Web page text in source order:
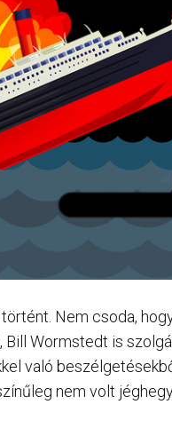
Nem csoda,
Wormstedt is
való
nem volt